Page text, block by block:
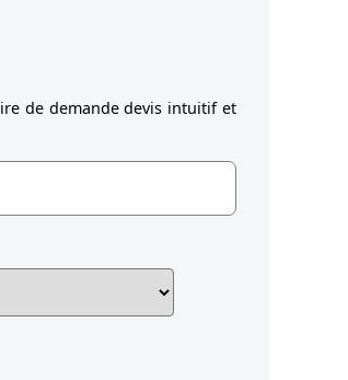
de demande devis intuitif et